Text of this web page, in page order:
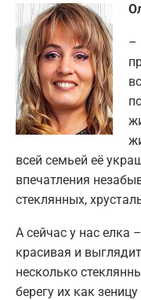
–
всей семьей её
впечатления
стеклянных,
А сейчас у нас елка
красивая и
несколько
берегу их как